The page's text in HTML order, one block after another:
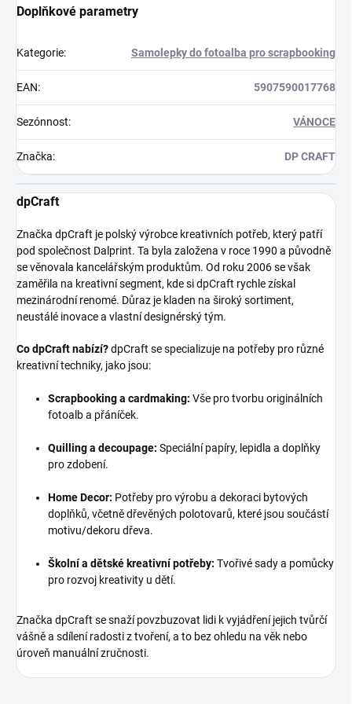
Doplňkové parametry
Kategorie: Samolepky do fotoalba pro scrapbooking
EAN: 5907590017768
Sezónnost: VÁNOCE
Značka: DP CRAFT
dpCraft
Značka dpCraft je polský výrobce kreativních potřeb, který patří
pod společnost Dalprint. Ta byla založena v roce 1990 a původně
se věnovala kancelářským produktům. Od roku 2006 se však
zaměřila na kreativní segment, kde si dpCraft rychle získal
mezinárodní renomé. Důraz je kladen na široký sortiment,
neustálé inovace a vlastní designérský tým.
Co dpCraft nabízí?dpCraft se specializuje na potřeby pro různé
kreativní techniky, jako jsou:
Scrapbooking a cardmaking: Vše pro tvorbu originálních
fotoalb a přáníček.
Quilling a decoupage: Speciální papíry, lepidla a doplňky
pro zdobení.
Home Decor: Potřeby pro výrobu a dekoraci bytových
doplňků, včetně dřevěných polotovarů, které jsou součástí
motivu/dekoru dřeva.
Školní a dětské kreativní potřeby: Tvořivé sady a pomůcky
pro rozvoj kreativity u dětí.
Značka dpCraft se snaží povzbuzovat lidi k vyjádření jejich tvůrčí
vášně a sdílení radosti z tvoření, a to bez ohledu na věk nebo
úroveň manuální zručnosti.